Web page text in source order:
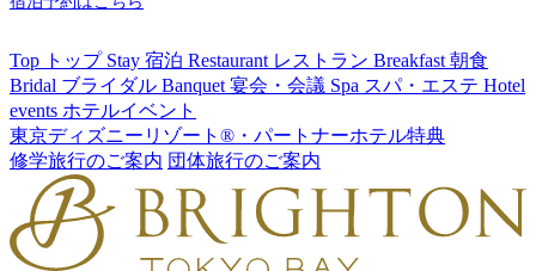
Top トップ Stay 宿泊 Restaurant レストラン Breakfast 朝食
Bridal ブライダル Banquet 宴会・会議 Spa スパ・エステ Hotel
events ホテルイベント
東京ディズニーリゾート®・パートナーホテル特典
修学旅行のご案内 団体旅行のご案内